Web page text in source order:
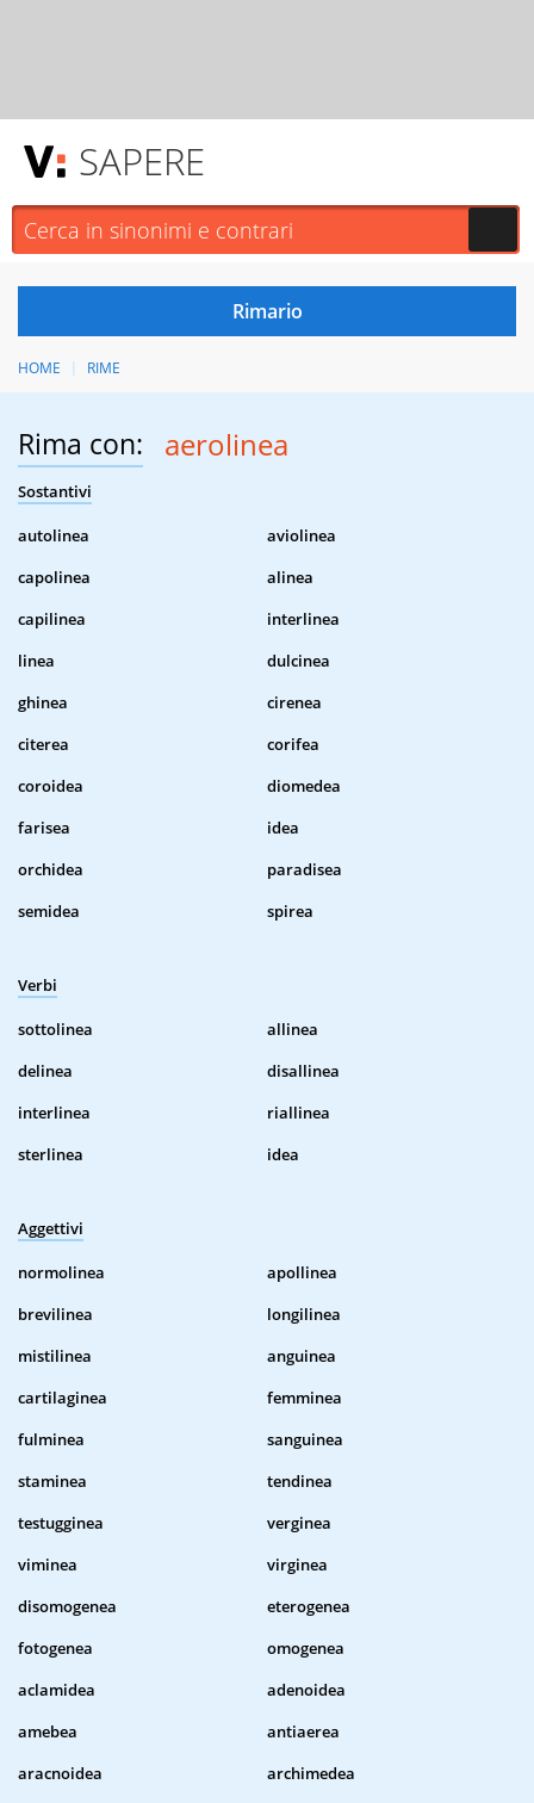
SAPERE
HOME RIME
Rima con: aerolinea
Sostantivi
autolinea
aviolinea
capolinea
alinea
capilinea
interlinea
linea
dulcinea
ghinea
cirenea
citerea
corifea
coroidea
diomedea
farisea
idea
orchidea
paradisea
semidea
spirea
Verbi
sottolinea
allinea
delinea
disallinea
interlinea
riallinea
sterlinea
idea
Aggettivi
normolinea
apollinea
brevilinea
longilinea
mistilinea
anguinea
cartilaginea
femminea
fulminea
sanguinea
staminea
tendinea
testugginea
verginea
viminea
virginea
disomogenea
eterogenea
fotogenea
omogenea
aclamidea
adenoidea
amebea
antiaerea
aracnoidea
archimedea